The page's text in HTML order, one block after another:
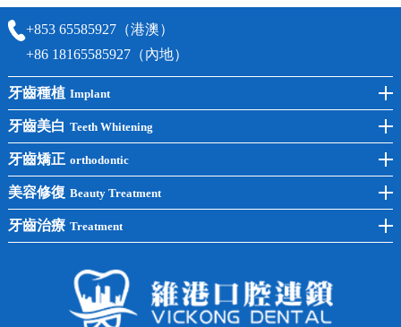
+853 65585927（港澳）
+86 18165585927（內地）
牙齒種植 Implant
前牙種植
後牙種植
單顆種植
半口種植
全口種植
牙齒美白 Teeth Whitening
冷光美白
洗牙
黃黑牙
常見問題
牙齒矯正 orthodontic
牙齒矯正
兒童矯正
牙列不齊
美容修復 Beauty Treatment
全瓷牙
牙齒治療 Treatment
牙齦出血